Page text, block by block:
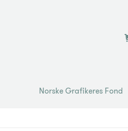
Norske Grafikeres Fond